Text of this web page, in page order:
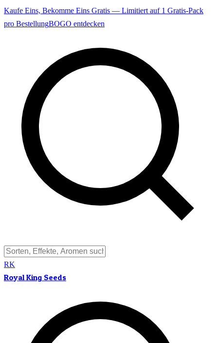
Kaufe Eins, Bekomme Eins Gratis — Limitiert auf 1 Gratis-Pack
pro BestellungBOGO entdecken
RK
Royal King Seeds